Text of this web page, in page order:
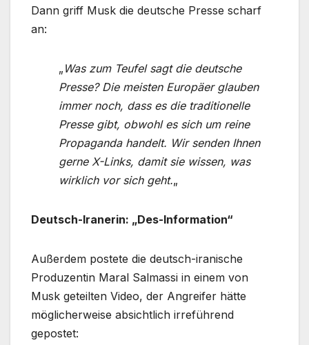
Dann griff Musk die deutsche Presse scharf
an:
„ Was zum Teufel sagt die deutsche
Presse? Die meisten Europäer glauben
immer noch, dass es die traditionelle
Presse gibt, obwohl es sich um reine
Propaganda handelt. Wir senden Ihnen
gerne X-Links, damit sie wissen, was
wirklich vor sich geht.„
Deutsch-Iranerin: „Des-Information“
Außerdem postete die deutsch-iranische
Produzentin Maral Salmassi in einem von
Musk geteilten Video, der Angreifer hätte
möglicherweise absichtlich irreführend
gepostet: